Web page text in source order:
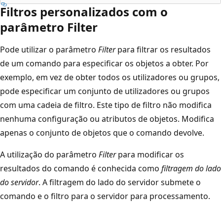
Filtros personalizados com o
parâmetro Filter
Pode utilizar o parâmetro Filterpara filtrar os resultados
de um comando para especificar os objetos a obter. Por
exemplo, em vez de obter todos os utilizadores ou grupos,
pode especificar um conjunto de utilizadores ou grupos
com uma cadeia de filtro. Este tipo de filtro não modifica
nenhuma configuração ou atributos de objetos. Modifica
apenas o conjunto de objetos que o comando devolve.
A utilização do parâmetro Filterpara modificar os
resultados do comando é conhecida como filtragem do lado
do servidor. A filtragem do lado do servidor submete o
comando e o filtro para o servidor para processamento.